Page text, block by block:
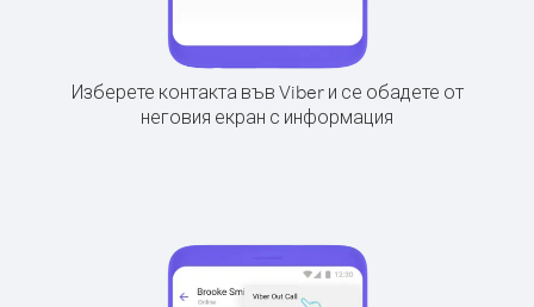
Изберете контакта във Viber и се обадете от
неговия екран с информация